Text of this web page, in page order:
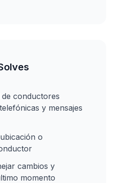
conductores
y mensajes
o
cambios y
momento